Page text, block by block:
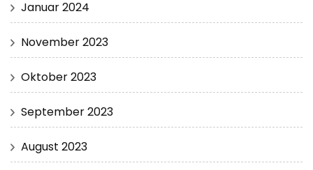
Januar 2024
November 2023
Oktober 2023
September 2023
August 2023